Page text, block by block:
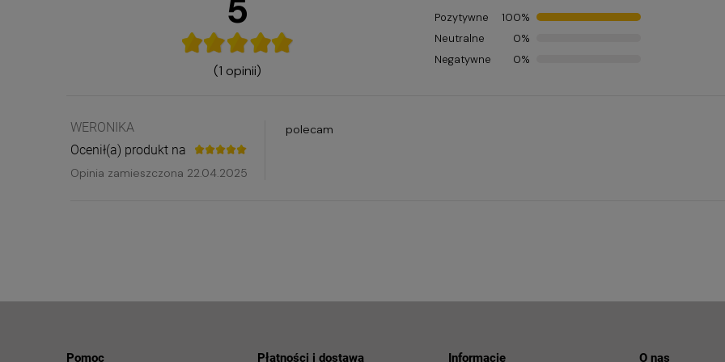
5
(1 opinii)
Pozytywne
100%
Neutralne
0%
Negatywne
0%
WERONIKA
Ocenił(a) produkt na
Opinia zamieszczona 22.04.2025
polecam
Pomoc Płatności i dostawa Informacje O nas